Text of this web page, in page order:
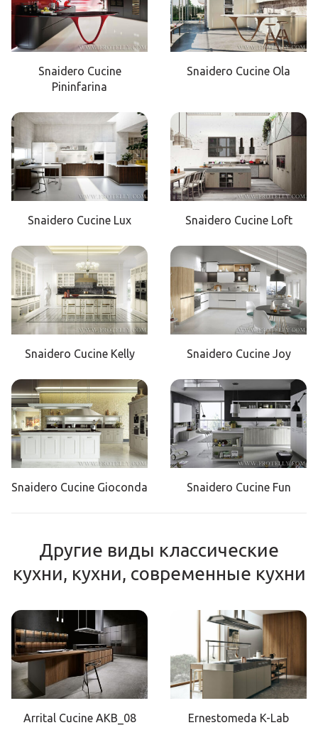
Snaidero Cucine
Pininfarina
Snaidero Cucine Ola
Snaidero Cucine Lux Snaidero Cucine Loft
Snaidero Cucine Kelly Snaidero Cucine Joy
Snaidero Cucine Gioconda Snaidero Cucine Fun
Другие виды классические
кухни, кухни, современные кухни
Arrital Cucine AKB_08 Ernestomeda K-Lab